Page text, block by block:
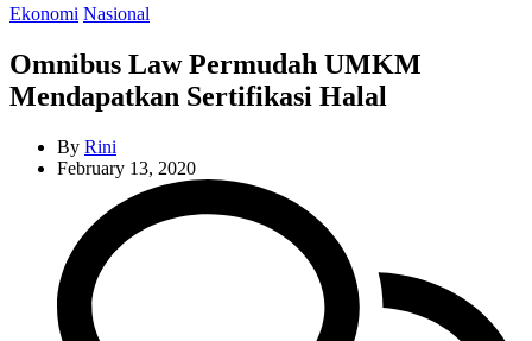
Categories
Ekonomi Nasional
Omnibus Law Permudah UMKM
Mendapatkan Sertifikasi Halal
By Rini
February 13, 2020